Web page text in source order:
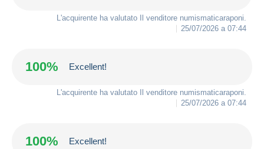
L'acquirente ha valutato Il venditore numismaticaraponi
25/07/2026 a 07:44
100% Excellent!
L'acquirente ha valutato Il venditore numismaticaraponi
25/07/2026 a 07:44
100% Excellent!